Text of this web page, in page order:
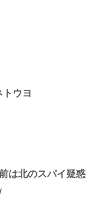
ウヨ
は北のスパイ疑惑